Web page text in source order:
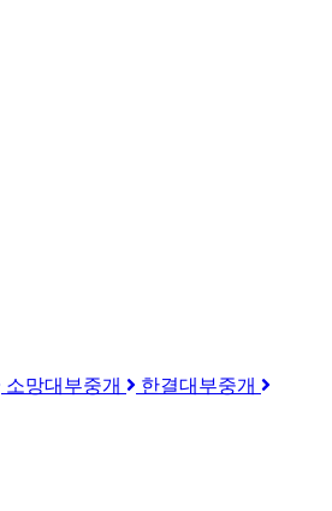
소망대부중개 한결대부중개